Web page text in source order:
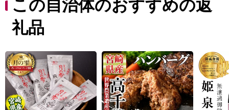
この自治体のおすすめの返
礼品